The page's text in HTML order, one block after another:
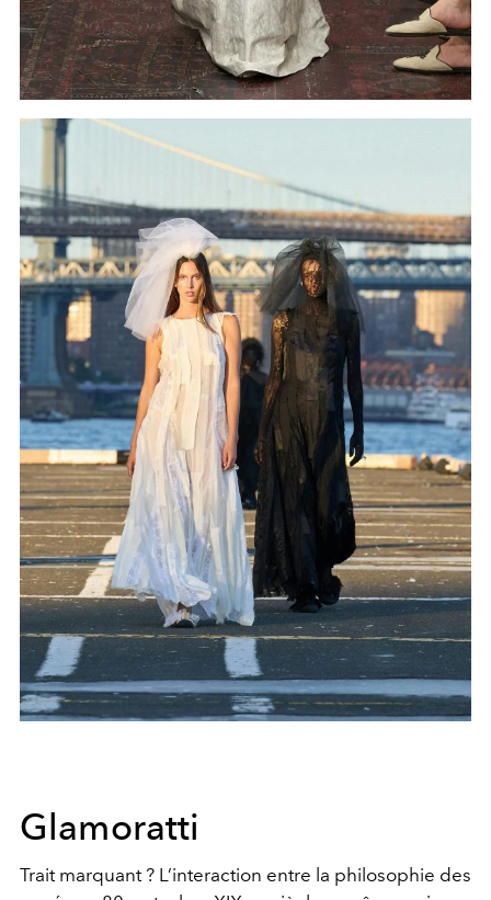
Glamoratti
Trait marquant ? L’interaction entre la philosophie des